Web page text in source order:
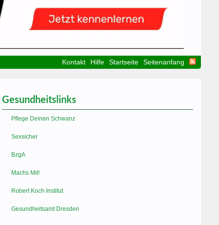
Kontakt Hilfe Startseite Seitenanfang
Gesundheitslinks
Pflege Deinen Schwanz
Sexsicher
BzgA
Machs Mit!
Robert Koch Institut
Gesundheitsamt Dresden